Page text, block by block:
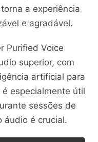
a experiência
e agradável.
Purified Voice
superior, com
artificial para
especialmente útil
sessões de
áudio é crucial.